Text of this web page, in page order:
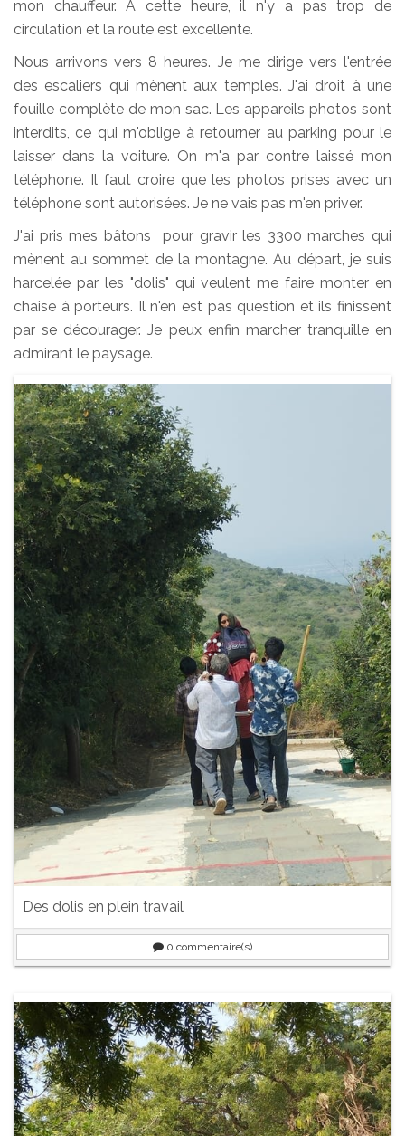
mon chauffeur. A cette heure, il n'y a pas trop de
circulation et la route est excellente.
Nous arrivons vers 8 heures. Je me dirige vers l'entrée
des escaliers qui mènent aux temples. J'ai droit à une
fouille complète de mon sac. Les appareils photos sont
interdits, ce qui m'oblige à retourner au parking pour le
laisser dans la voiture. On m'a par contre laissé mon
téléphone. Il faut croire que les photos prises avec un
téléphone sont autorisées. Je ne vais pas m'en priver.
J'ai pris mes bâtons pour gravir les 3300 marches qui
mènent au sommet de la montagne. Au départ, je suis
harcelée par les "dolis" qui veulent me faire monter en
chaise à porteurs. Il n'en est pas question et ils finissent
par se décourager. Je peux enfin marcher tranquille en
admirant le paysage.
Des dolis en plein travail
0 commentaire(s)